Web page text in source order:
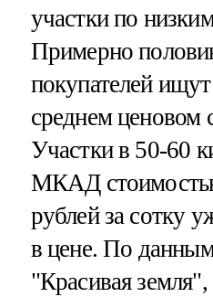
участки по
Примерно
покупателей
среднем ценовом
Участки в 50-60
МКАД
рублей за сотку
в цене. По
"Красивая